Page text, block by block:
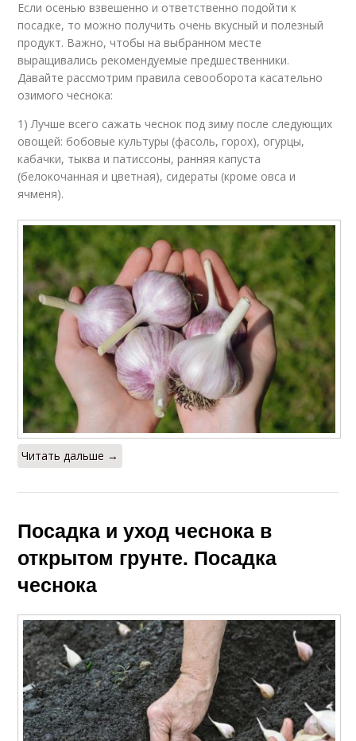
Если осенью взвешенно и ответственно подойти к
посадке, то можно получить очень вкусный и полезный
продукт. Важно, чтобы на выбранном месте
выращивались рекомендуемые предшественники.
Давайте рассмотрим правила севооборота касательно
озимого чеснока:
1) Лучше всего сажать чеснок под зиму после следующих
овощей: бобовые культуры (фасоль, горох), огурцы,
кабачки, тыква и патиссоны, ранняя капуста
(белокочанная и цветная), сидераты (кроме овса и
ячменя).
Читать дальше →
Посадка и уход чеснока в
открытом грунте. Посадка
чеснока